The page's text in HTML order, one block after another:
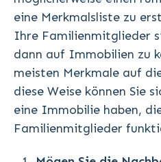
eine Merkmalsliste zu
Ihre Familienmitglieder
dann auf Immobilien zu
meisten Merkmale auf
diese Weise können Sie
eine Immobilie haben,
Familienmitglieder